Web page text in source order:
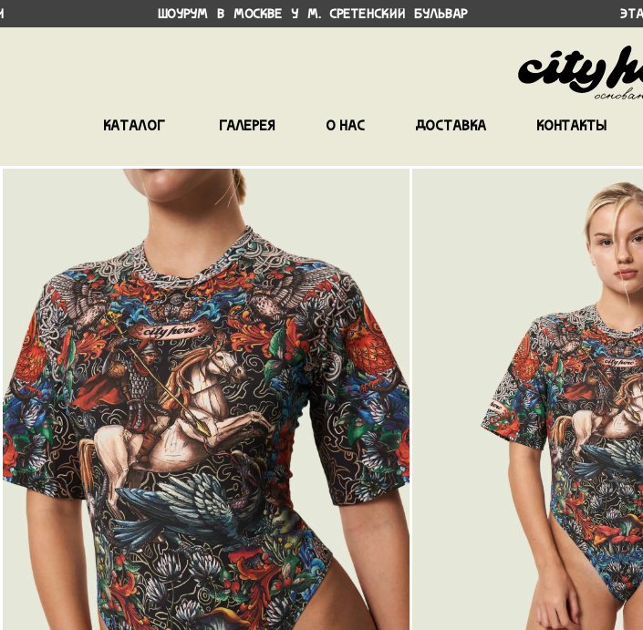
в Москве у М. Сретенский бульвар Эталонная
Каталог Галерея О нас Доставка Контакты